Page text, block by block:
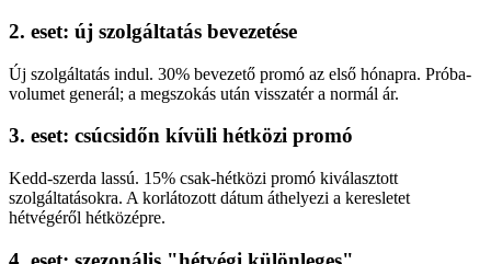
2. eset: új szolgáltatás bevezetése
Új szolgáltatás indul. 30% bevezető promó az első hónapra. Próba-
volumet generál; a megszokás után visszatér a normál ár.
3. eset: csúcsidőn kívüli hétközi promó
Kedd-szerda lassú. 15% csak-hétközi promó kiválasztott
szolgáltatásokra. A korlátozott dátum áthelyezi a keresletet
hétvégéről hétközépre.